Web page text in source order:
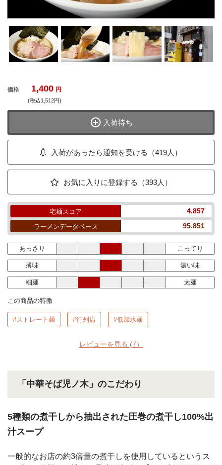
価格 1,400 円
(税込1,512円)
入荷待ち
入荷があったら通知を受ける（419人）
お気に入りに登録する（393人）
宅麺スコア 4.857
ラーメンデータベース 95.851
あっさり こってり
薄味 濃い味
細麺 太麺
この商品の特徴
#ストレート麺 #行列店 #低加水麺
レビューを見る (7）
「中華そば児ノ木」のこだわり
5種類の煮干しから抽出された圧巻の煮干し100%出
汁スープ
一般的なお店の約3倍量の煮干しを使用しているというス